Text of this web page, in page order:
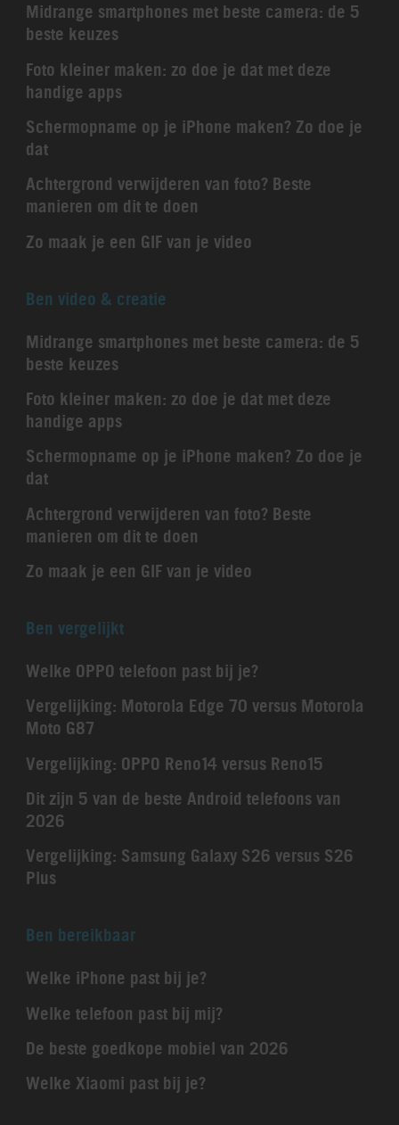
Midrange smartphones met beste camera: de 5
beste keuzes
Foto kleiner maken: zo doe je dat met deze
handige apps
Schermopname op je iPhone maken? Zo doe je
dat
Achtergrond verwijderen van foto? Beste
manieren om dit te doen
Zo maak je een GIF van je video
Ben video & creatie
Midrange smartphones met beste camera: de 5
beste keuzes
Foto kleiner maken: zo doe je dat met deze
handige apps
Schermopname op je iPhone maken? Zo doe je
dat
Achtergrond verwijderen van foto? Beste
manieren om dit te doen
Zo maak je een GIF van je video
Ben vergelijkt
Welke OPPO telefoon past bij je?
Vergelijking: Motorola Edge 70 versus Motorola
Moto G87
Vergelijking: OPPO Reno14 versus Reno15
Dit zijn 5 van de beste Android telefoons van
2026
Vergelijking: Samsung Galaxy S26 versus S26
Plus
Ben bereikbaar
Welke iPhone past bij je?
Welke telefoon past bij mij?
De beste goedkope mobiel van 2026
Welke Xiaomi past bij je?